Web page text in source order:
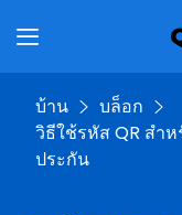
บ้าน
บล็อก
วิธีใช้รหัส QR สำ
ประกัน